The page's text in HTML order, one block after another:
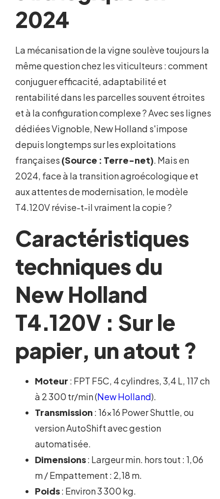
2024
La mécanisation de la vigne soulève toujours la
même question chez les viticulteurs : comment
conjuguer efficacité, adaptabilité et
rentabilité dans les parcelles souvent étroites
et à la configuration complexe ? Avec ses lignes
dédiées Vignoble, New Holland s'impose
depuis longtemps sur les exploitations
françaises (Source : Terre-net). Mais en
2024, face à la transition agroécologique et
aux attentes de modernisation, le modèle
T4.120V révise-t-il vraiment la copie ?
Caractéristiques
techniques du
New Holland
T4.120V : Sur le
papier, un atout ?
Moteur : FPT F5C, 4 cylindres, 3,4 L, 117 ch
à 2 300 tr/min (New Holland).
Transmission : 16x16 Power Shuttle, ou
version AutoShift avec gestion
automatisée.
Dimensions: Largeur min. hors tout : 1,06
m / Empattement : 2,18 m.
Poids: Environ 3 300 kg.